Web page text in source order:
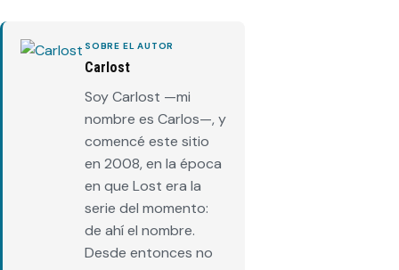
SOBRE EL AUTOR
Carlost
Soy Carlost —mi
nombre es Carlos—, y
comencé este sitio
en 2008, en la época
en que Lost era la
serie del momento:
de ahí el nombre.
Desde entonces no